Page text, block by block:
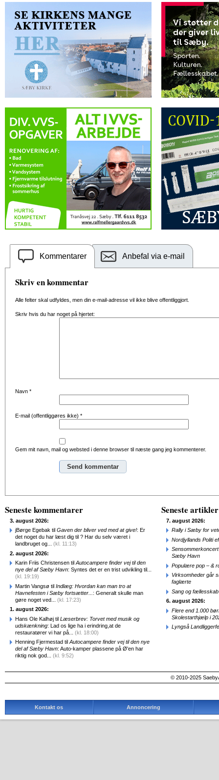
Kommentarer Anbefal via e-mail
Skriv en kommentar
Alle felter skal udfyldes, men din e-mail-adresse vil ikke blive offentliggjort.
Skriv hvis du har noget på hjertet:
Navn *
E-mail (offentliggøres ikke) *
Gem mit navn, mail og websted i denne browser til næste gang jeg kommenterer.
Seneste kommentarer
3. august 2026:
jBørge Egebak til Gaven der bliver ved med at give!: Er
det noget du har læst dig til ? Har du selv været i
landbruget og... (kl. 11:13)
2. august 2026:
Karin Friis Christensen til Autocampere finder vej til den
nye del af Sæby Havn: Syntes det er en trist udvikling til...
(kl. 19:19)
Martin Vangsø til Indlæg: Hvordan kan man tro at
Havnefesten i Sæby fortsætter... : Generalt skulle man
gøre noget ved... (kl. 17:23)
1. august 2026:
Hans Ole Kalhøj til Læserbrev: Torvet med musik og
udskænkning: Lad os lige ha i erindring,at de
restauratører vi har på... (kl. 18:00)
Henning Fjermestad til Autocampere finder vej til den nye
del af Sæby Havn: Auto-kamper plassene på Ø'en har
riktig nok god... (kl. 9:52)
Seneste artikler
7. august 2026:
Rally i Sæby for
Nordjyllands Politi
Sæby Havn
Populære pop – &
Virksomheder går
faglærte
Sang og
6. august 2026:
Flere end 1.000
Skolestarthjælp i
Lyngså
© 2010-2025
Kontakt os Annoncering